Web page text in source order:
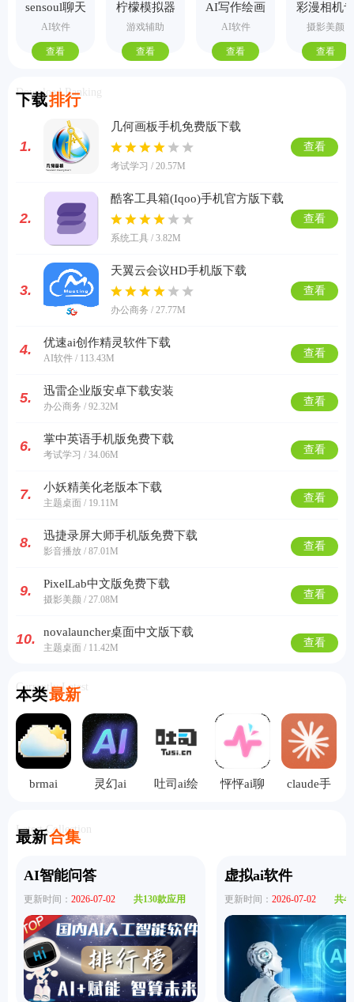
sensoul聊天
AI软件
查看
柠檬模拟器
手机版
游戏辅助
查看
AI写作绘画
视频PPT助
手
AI软件
查看
彩漫相机
业版
摄影美颜
查看
下载排行
Download Ranking
1.
几何画板手机免费版下载
考试学习 / 20.57M
查看
2.
酷客工具箱(Iqoo)手机官方版下载
系统工具 / 3.82M
查看
3.
天翼云会议HD手机版下载
办公商务 / 27.77M
查看
4. 优速ai创作精灵软件下载
AI软件 / 113.43M 查看
5. 迅雷企业版安卓下载安装
办公商务 / 92.32M 查看
6. 掌中英语手机版免费下载
考试学习 / 34.06M 查看
7. 小妖精美化老版本下载
主题桌面 / 19.11M 查看
8. 迅捷录屏大师手机版免费下载
影音播放 / 87.01M 查看
9. PixelLab中文版免费下载
摄影美颜 / 27.08M 查看
10. novalauncher桌面中文版下载
主题桌面 / 11.42M 查看
本类最新
Currently Latest
brmai 灵幻ai
吐司ai绘
怦怦ai聊
claude手
最新合集
Latest Collection
AI智能问答
更新时间： 2026-07-02 共130款应用
虚拟ai软件
更新时间： 2026-07-02 共